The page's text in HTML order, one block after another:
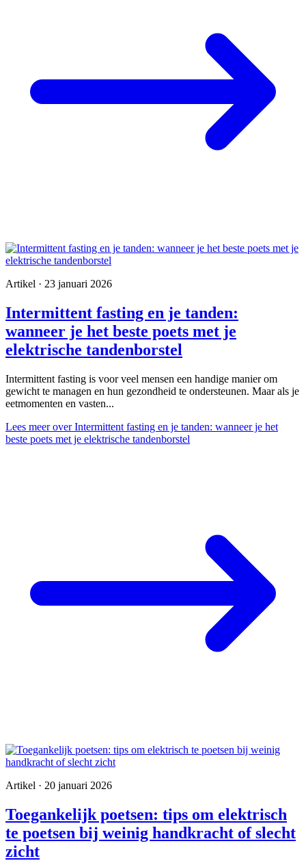
Artikel · 23 januari 2026
Intermittent fasting en je tanden:
wanneer je het beste poets met je
elektrische tandenborstel
Intermittent fasting is voor veel mensen een handige manier om
gewicht te managen en hun gezondheid te ondersteunen. Maar als je
eetmomenten en vasten...
Lees meerover Intermittent fasting en je tanden: wanneer je het
beste poets met je elektrische tandenborstel
Artikel · 20 januari 2026
Toegankelijk poetsen: tips om elektrisch
te poetsen bij weinig handkracht of slecht
zicht